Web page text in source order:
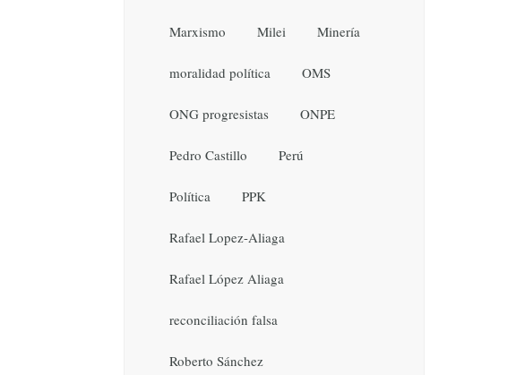
Marxismo Milei Minería
moralidad política OMS
ONG progresistas ONPE
Pedro Castillo Perú
Política PPK
Rafael Lopez-Aliaga
Rafael López Aliaga
reconciliación falsa
Roberto Sánchez